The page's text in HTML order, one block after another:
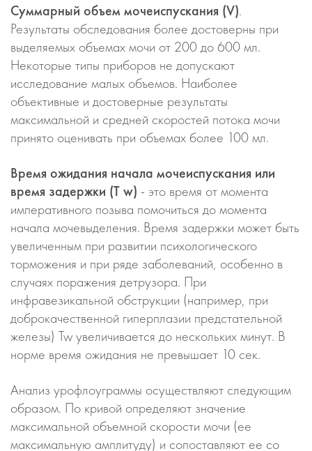
Суммарный объем мочеиспускания (V).
Результаты обследования более достоверны при
выделяемых объемах мочи от 200 до 600 мл.
Некоторые типы приборов не допускают
исследование малых объемов. Наиболее
объективные и достоверные результаты
максимальной и средней скоростей потока мочи
принято оценивать при объемах более 100 мл.
Время ожидания начала мочеиспускания или
время задержки (T w) - это время от момента
императивного позыва помочиться до момента
начала мочевыделения. Время задержки может быть
увеличенным при развитии психологического
торможения и при ряде заболеваний, особенно в
случаях поражения детрузора. При
инфравезикальной обструкции (например, при
доброкачественной гиперплазии предстательной
железы) Tw увеличивается до нескольких минут. В
норме время ожидания не превышает 10 сек.
Анализ урофлоуграммы осуществляют следующим
образом. По кривой определяют значение
максимальной объемной скорости мочи (ее
максимальную амплитуду) и сопоставляют ее со